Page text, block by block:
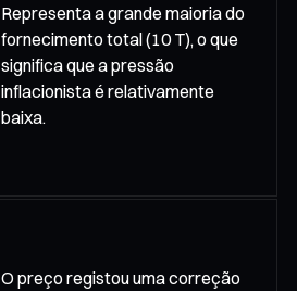
Representa a grande maioria do
fornecimento total (10 T), o que
significa que a pressão
inflacionista é relativamente
baixa.
O preço registou uma correção